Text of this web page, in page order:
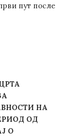
пут после
НА
ОД
О